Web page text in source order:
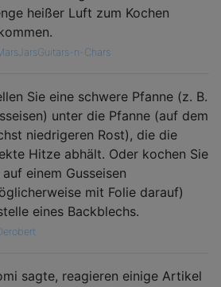
heißer Luft zum Kochen
n-Chars
Sie eine schwere Pfanne (z. B.
unter die Pfanne (auf dem
niedrigeren Rost), die die
Hitze abhält. Oder kochen Sie
auf einem Gusseisen
mit Folie darauf)
eines Backblechs.
sagte, reagieren einige Artikel